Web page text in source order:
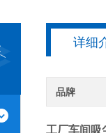
详细
品牌
工厂车间吸